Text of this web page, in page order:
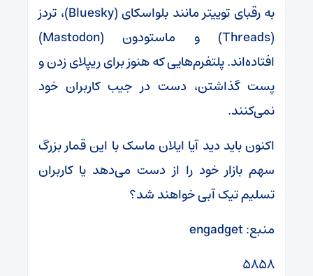
به رقبای توییتر مانند بلواسکای (Bluesky)، تردز
(Threads) و ماستودون (Mastodon)
افتاده‌اند. پلتفرم‌هایی که هنوز برای ریپلای زدن و
پست گذاشتن، دست در جیب کاربران خود
نمی‌کنند.
اکنون باید دید آیا ایلان ماسک با این قمار بزرگ
سهم بازار خود را از دست می‌دهد یا کاربران
تسلیم تیک آبی خواهند شد؟
منبع: engadget
۵۸۵۸